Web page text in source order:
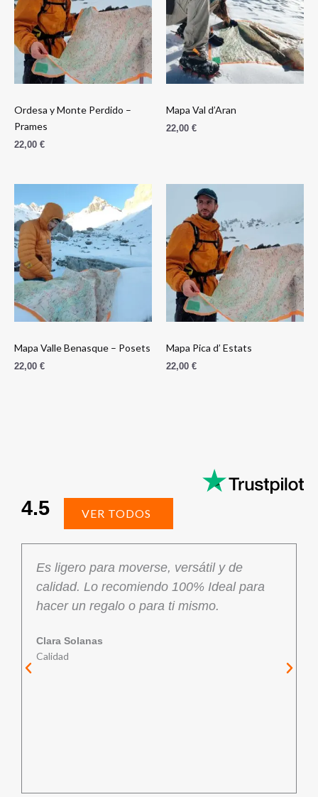
Ordesa y Monte Perdido –
Prames
22,00 €
Mapa Val d’Aran
22,00 €
Mapa Valle Benasque – Posets
22,00 €
Mapa Pica d’ Estats
22,00 €
4.5 VER TODOS
Es ligero para moverse, versátil y de
calidad. Lo recomiendo 100% Ideal para
hacer un regalo o para ti mismo.
Clara Solanas
Calidad